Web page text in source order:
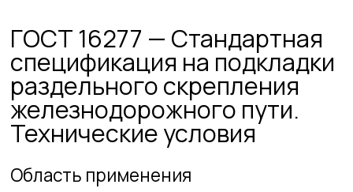
ГОСТ 16277 — Стандартная
спецификация на подкладки
раздельного скрепления
железнодорожного пути.
Технические условия
Область применения